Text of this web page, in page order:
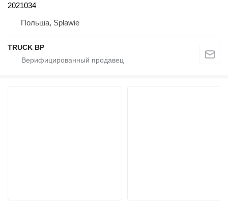
2021034
Польша, Spławie
TRUCK BP